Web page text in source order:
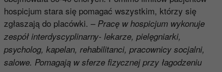
hospicjum stara się pomagać wszystkim, którzy się
zgłaszają do placówki. – Pracę w hospicjum wykonuje
zespół interdyscyplinarny- lekarze, pielęgniarki,
psycholog, kapelan, rehabilitanci, pracownicy socjalni,
salowe. Pomagają w sferze fizycznej przy łagodzeniu